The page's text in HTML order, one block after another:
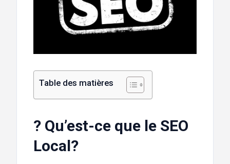
Table des matières
? Qu’est-ce que le SEO
Local?